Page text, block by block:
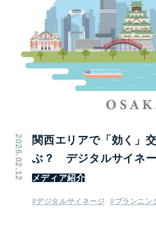
2026.02.12
関西エリアで「効く」
ぶ？ デジタルサイネ
メディア紹介
#デジタルサイネージ #プランニン